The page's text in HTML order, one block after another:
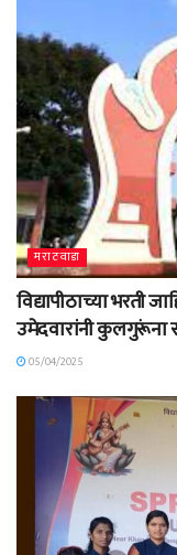
मराठवाडा
विद्यापीठाच्या भरती
उमेदवारांनी
05/04/2025